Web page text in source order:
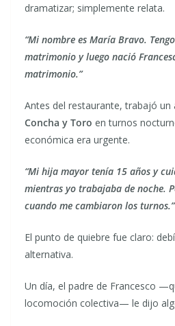
dramatizar; simplemente relata.
“Mi nombre es María Bravo.
matrimonio y luego nació
matrimonio.”
Antes del restaurante, trabajó un
Concha y Toro en turnos
económica era urgente.
“Mi hija mayor tenía 15 años y
mientras yo trabajaba de noche.
cuando me cambiaron los turnos.”
El punto de quiebre fue claro:
alternativa.
Un día, el padre de Francesco
locomoción colectiva— le dijo